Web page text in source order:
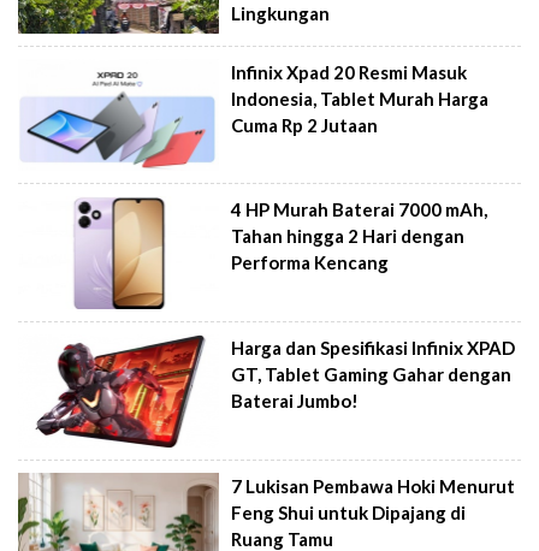
Lingkungan
Infinix Xpad 20 Resmi Masuk
Indonesia, Tablet Murah Harga
Cuma Rp 2 Jutaan
4 HP Murah Baterai 7000 mAh,
Tahan hingga 2 Hari dengan
Performa Kencang
Harga dan Spesifikasi Infinix XPAD
GT, Tablet Gaming Gahar dengan
Baterai Jumbo!
7 Lukisan Pembawa Hoki Menurut
Feng Shui untuk Dipajang di
Ruang Tamu